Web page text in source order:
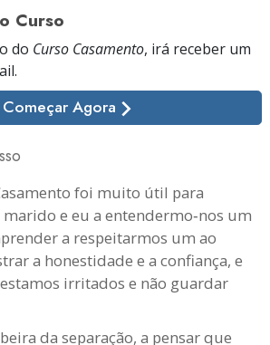
Curso
do Curso Casamento, irá receber um
Começar Agora
foi muito útil para
e eu a entendermo‑nos um
a respeitarmos um ao
a honestidade e a confiança, e
irritados e não guardar
da separação, a pensar que